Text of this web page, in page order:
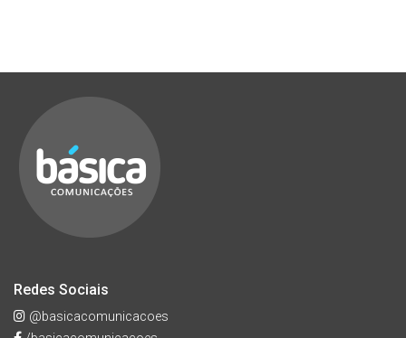
Redes Sociais
@basicacomunicacoes